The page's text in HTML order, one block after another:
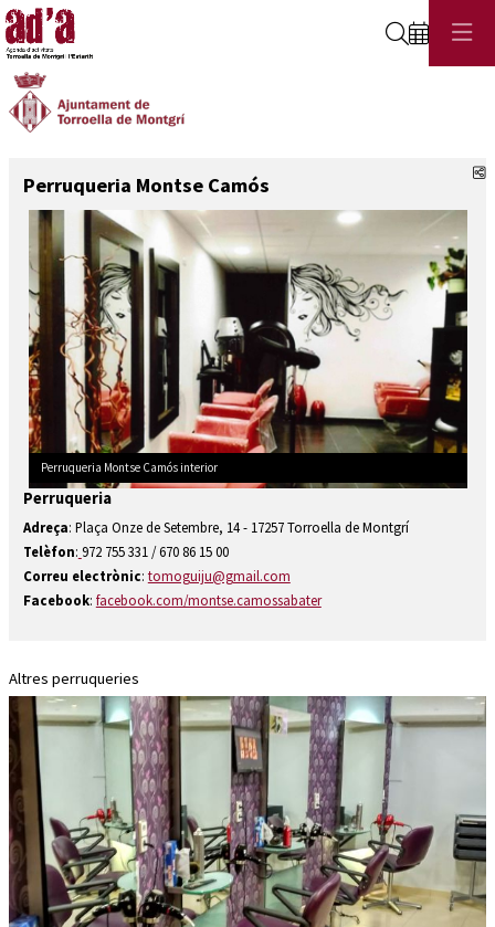
Cerca
Perruqueria Montse Camós
Perruqueria Montse Camós interior
Diapositiva 1 de 1
Perruqueria
Adreça: Plaça Onze de Setembre, 14 - 17257 Torroella de Montgrí
Telèfon: 972 755 331 / 670 86 15 00
Correu electrònic: tomoguiju@gmail.com
Facebook: facebook.com/montse.camossabater
Altres perruqueries